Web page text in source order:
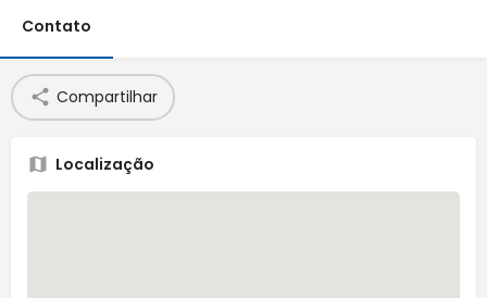
Contato
Compartilhar
Localização